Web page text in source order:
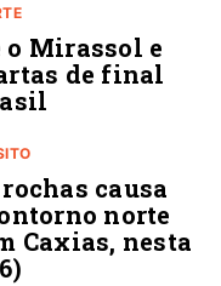
o Mirassol e
de final
causa
norte
Caxias, nesta